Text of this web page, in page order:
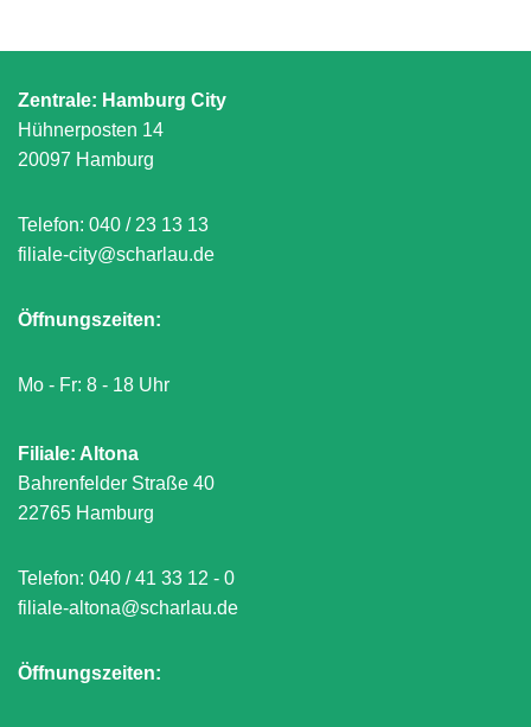
Zentrale: Hamburg City
Hühnerposten 14
20097 Hamburg
Telefon: 040 / 23 13 13
filiale-city@scharlau.de
Öffnungszeiten:
Mo - Fr: 8 - 18 Uhr
Filiale: Altona
Bahrenfelder Straße 40
22765 Hamburg
Telefon: 040 / 41 33 12 - 0
filiale-altona@scharlau.de
Öffnungszeiten: